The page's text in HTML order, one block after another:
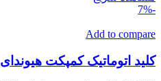
-7%
Add to compare
کلید اتوماتیک کمپکت هیوندای 300 آمپر غیر قابل تنظیم